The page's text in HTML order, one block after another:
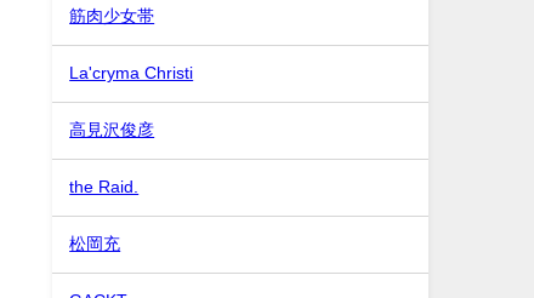
筋肉少女帯
La'cryma Christi
高見沢俊彦
the Raid.
松岡充